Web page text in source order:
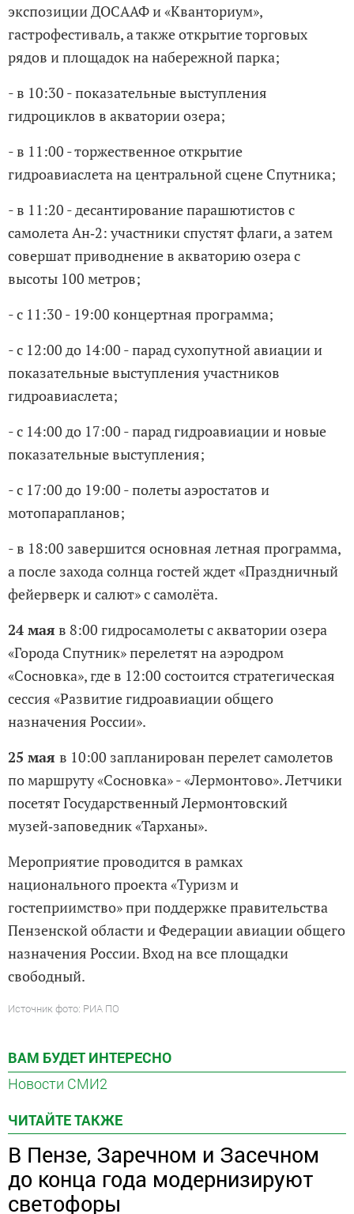
экспозиции ДОСААФ и «Кванториум»,
гастрофестиваль, а также открытие торговых
рядов и площадок на набережной парка;
- в 10:30 - показательные выступления
гидроциклов в акватории озера;
- в 11:00 - торжественное открытие
гидроавиаслета на центральной сцене Спутника;
- в 11:20 - десантирование парашютистов с
самолета Ан‑2: участники спустят флаги, а затем
совершат приводнение в акваторию озера с
высоты 100 метров;
- c 11:30 - 19:00 концертная программа;
- с 12:00 до 14:00 - парад сухопутной авиации и
показательные выступления участников
гидроавиаслета;
- с 14:00 до 17:00 - парад гидроавиации и новые
показательные выступления;
- с 17:00 до 19:00 - полеты аэростатов и
мотопарапланов;
- в 18:00 завершится основная летная программа,
а после захода солнца гостей ждет «Праздничный
фейерверк и салют» с самолёта.
24 мая в 8:00 гидросамолеты с акватории озера
«Города Спутник» перелетят на аэродром
«Сосновка», где в 12:00 состоится стратегическая
сессия «Развитие гидроавиации общего
назначения России».
25 мая в 10:00 запланирован перелет самолетов
по маршруту «Сосновка» - «Лермонтово». Летчики
посетят Государственный Лермонтовский
музей‑заповедник «Тарханы».
Мероприятие проводится в рамках
национального проекта «Туризм и
гостеприимство» при поддержке правительства
Пензенской области и Федерации авиации общего
назначения России. Вход на все площадки
свободный.
Источник фото: РИА ПО
ВАМ БУДЕТ ИНТЕРЕСНО
Новости СМИ2
ЧИТАЙТЕ ТАКЖЕ
В Пензе, Заречном и Засечном
до конца года модернизируют
светофоры